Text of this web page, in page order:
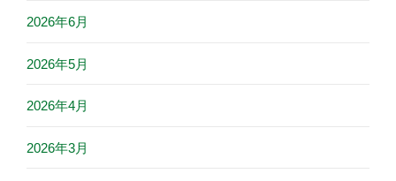
2026年6月
2026年5月
2026年4月
2026年3月